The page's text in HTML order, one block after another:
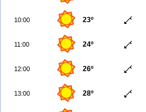
10:00 23º
11:00 24º
12:00 26º
13:00 28º